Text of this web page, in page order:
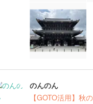
のんのん
【GOTO活用】